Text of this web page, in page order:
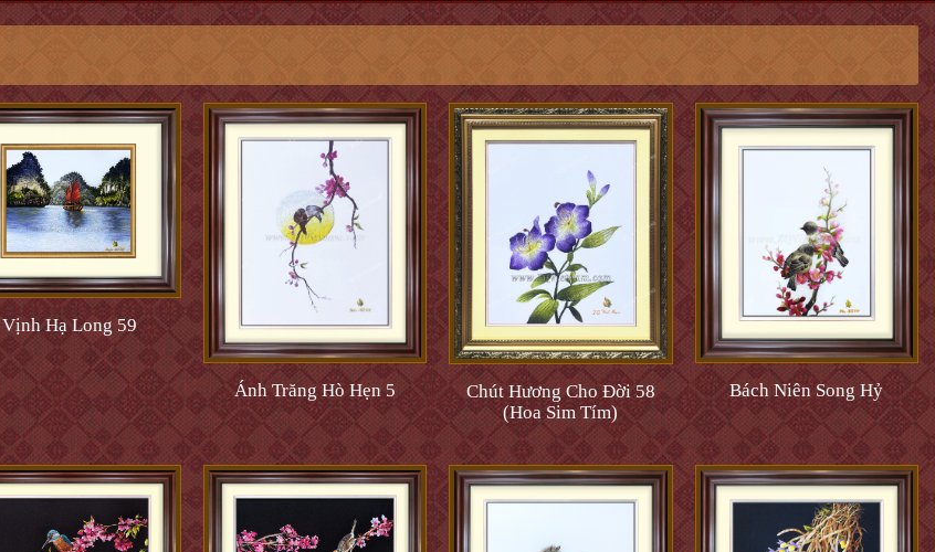
Vịnh Hạ Long 59
Ánh Trăng Hò Hẹn 5
Chút Hương Cho Đời 58
(Hoa Sim Tím)
Bách Niên Song Hỷ